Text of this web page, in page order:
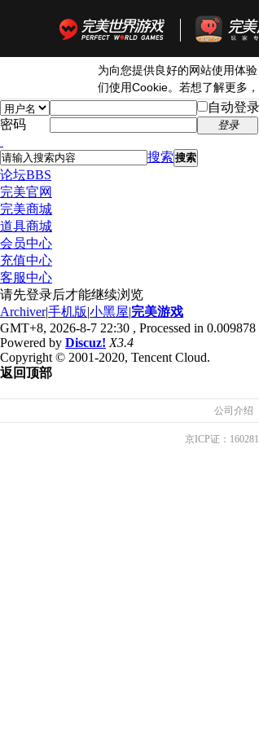
为向您提供良好的网站使用体
们使用Cookie。若想了解更多
自动登录
密码
登录
搜索 搜索
论坛BBS
完美官网
完美商城
道具商城
会员中心
充值中心
客服中心
请先登录后才能继续浏览
Archiver|手机版|小黑屋|完美游戏
GMT+8, 2026-8-7 22:30 , Processed in
Powered by Discuz! X3.4
Copyright © 2001-2020, Tencent Cloud.
返回顶部
公司介绍
京ICP证： 160281